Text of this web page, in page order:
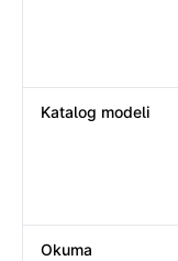
Katalog modeli
Okuma